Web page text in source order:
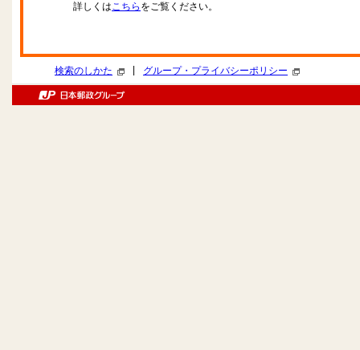
詳しくはこちら をご覧ください。
検索のしかた グループ・プライバシーポリシー